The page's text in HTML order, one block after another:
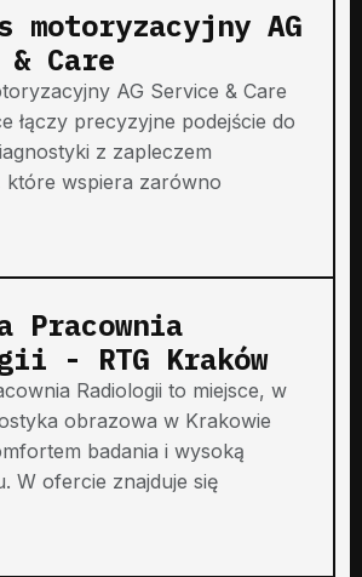
motoryzacyjny AG
Care
AG Service & Care
łączy precyzyjne podejście do
z zapleczem
które wspiera zarówno
Pracownia
- RTG Kraków
Radiologii to miejsce, w
obrazowa w Krakowie
badania i wysoką
W ofercie znajduje się